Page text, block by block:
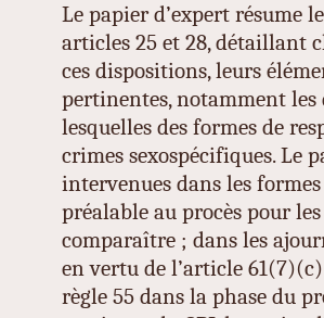
Le papier d’expert résume
articles 25 et 28, détaillant
ces dispositions, leurs
pertinentes, notamment
lesquelles des formes de
crimes sexospécifiques. Le
intervenues dans les
préalable au procès pour
comparaître ; dans les
en vertu de l’article
règle 55 dans la phase du